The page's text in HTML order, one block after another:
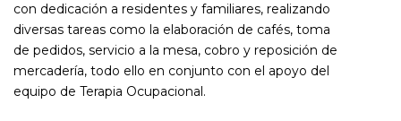
con dedicación a residentes y familiares, realizando
diversas tareas como la elaboración de cafés, toma
de pedidos, servicio a la mesa, cobro y reposición de
mercadería, todo ello en conjunto con el apoyo del
equipo de Terapia Ocupacional.